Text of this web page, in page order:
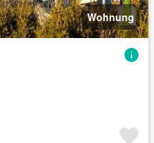
Wohnung